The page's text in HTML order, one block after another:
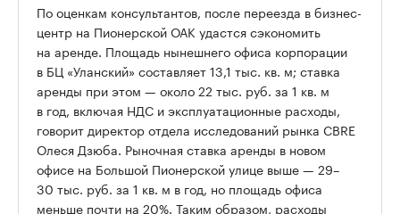
По оценкам консультантов, после переезда в бизнес-
центр на Пионерской ОАК удастся сэкономить
на аренде. Площадь нынешнего офиса корпорации
в БЦ «Уланский» составляет 13,1 тыс. кв. м; ставка
аренды при этом — около 22 тыс. руб. за 1 кв. м
в год, включая НДС и эксплуатационные расходы,
говорит директор отдела исследований рынка CBRE
Олеся Дзюба. Рыночная ставка аренды в новом
офисе на Большой Пионерской улице выше — 29–
30 тыс. руб. за 1 кв. м в год, но площадь офиса
меньше почти на 20%. Таким образом, расходы